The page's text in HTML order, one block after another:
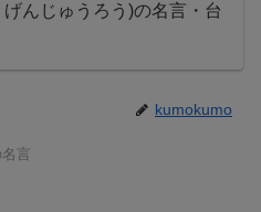
げんじゅうろう)の名言・台
kumokumo
言